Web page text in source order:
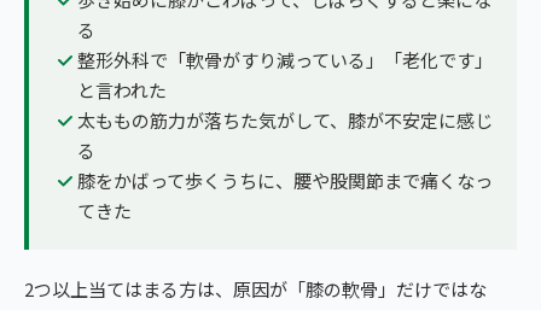
る
整形外科で「軟骨がすり減っている」「老化です」
と言われた
太ももの筋力が落ちた気がして、膝が不安定に感じ
る
膝をかばって歩くうちに、腰や股関節まで痛くなっ
てきた
2つ以上当てはまる方は、原因が「膝の軟骨」だけではな